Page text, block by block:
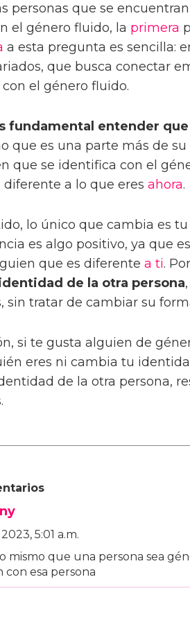
personas que se
el género fluido, la primera
a esta pregunta es sencilla:
que busca conectar
el género fluido.
fundamental entender
que es una parte más de
que se identifica con el
a lo que eres ahora.
lo único que cambia es
es algo positivo, ya que
que es diferente a ti. Por
de la otra persona
sin tratar de cambiar su
si te gusta alguien de
eres ni cambia tu
de la otra persona,
5:01 a.m.
mismo que una persona sea
con esa persona